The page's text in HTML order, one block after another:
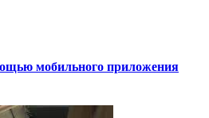
мобильного приложения